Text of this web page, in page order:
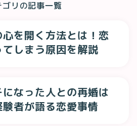
ゴリの記事一覧
を開く方法とは！恋
しまう原因を解説
なった人との再婚は
者が語る恋愛事情